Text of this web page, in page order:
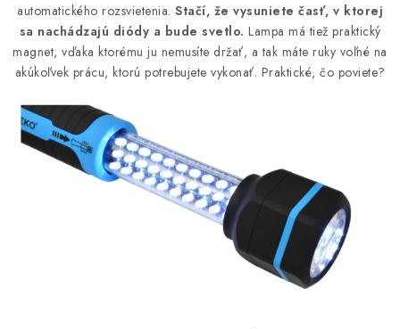
automatického rozsvietenia. Stačí, že vysuniete časť, v ktorej
sa nachádzajú diódy a bude svetlo. Lampa má tiež praktický
magnet, vďaka ktorému ju nemusíte držať, a tak máte ruky voľné na
akúkoľvek prácu, ktorú potrebujete vykonať. Praktické, čo poviete?